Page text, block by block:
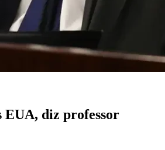
EUA, diz professor